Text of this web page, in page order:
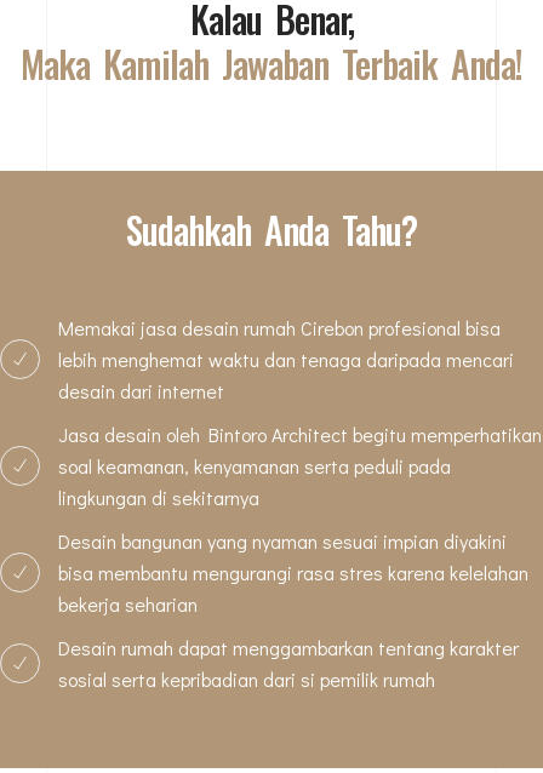
Kalau Benar,
Maka Kamilah Jawaban Terbaik Anda!
Sudahkah Anda Tahu?
Memakai jasa desain rumah Cirebon profesional bisa
lebih menghemat waktu dan tenaga daripada mencari
desain dari internet
Jasa desain oleh Bintoro Architect begitu memperhatikan
soal keamanan, kenyamanan serta peduli pada
lingkungan di sekitarnya
Desain bangunan yang nyaman sesuai impian diyakini
bisa membantu mengurangi rasa stres karena kelelahan
bekerja seharian
Desain rumah dapat menggambarkan tentang karakter
sosial serta kepribadian dari si pemilik rumah